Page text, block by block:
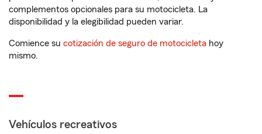
complementos opcionales para su motocicleta. La
disponibilidad y la elegibilidad pueden variar.
Comience su cotización de seguro de motocicleta hoy
mismo.
Vehículos recreativos